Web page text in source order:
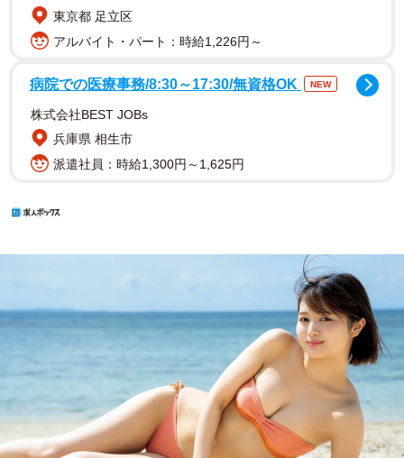
東京都 足立区
アルバイト・パート：時給1,226円～
病院での医療事務/8:30～17:30/無資格OK NEW
株式会社BEST JOBs
兵庫県 相生市
派遣社員：時給1,300円～1,625円